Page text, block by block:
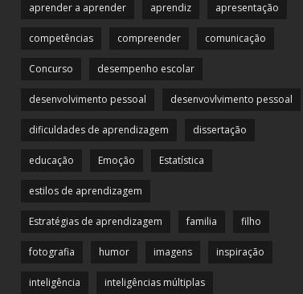
aprender a aprender aprendiz apresentação
competências compreender comunicação
Concurso desempenho escolar
desenvolvimento pessoal desenvovlvimento pessoal
dificuldades de aprendizagem dissertação
educação Emoção Estatística
estilos de aprendizagem
Estratégias de aprendizagem familia filho
fotografia humor imagens inspiração
inteligência inteligências múltiplas